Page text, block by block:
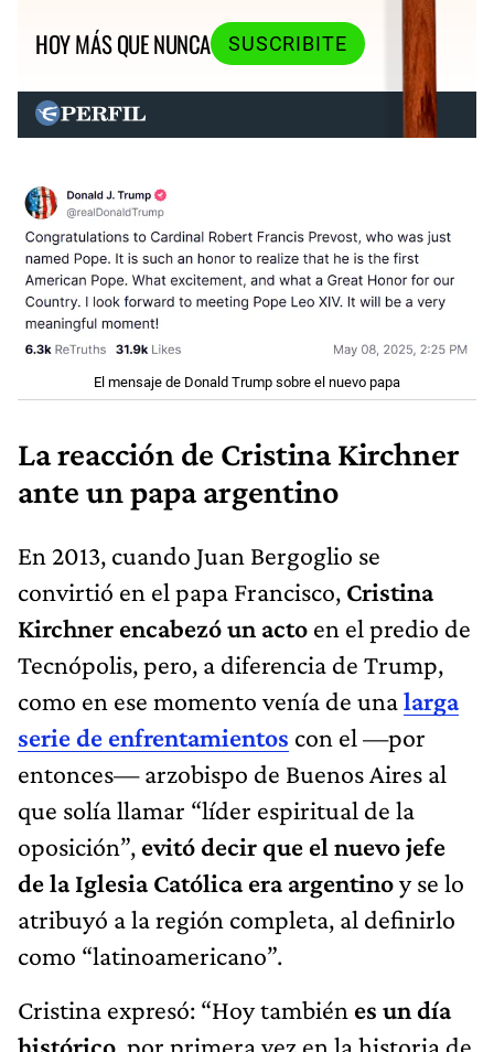
HOY MÁS QUE NUNCA
SUSCRIBITE
El mensaje de Donald Trump sobre el nuevo papa
La reacción de Cristina Kirchner
ante un papa argentino
En 2013, cuando Juan Bergoglio se
convirtió en el papa Francisco, Cristina
Kirchner encabezó un acto en el predio de
Tecnópolis, pero, a diferencia de Trump,
como en ese momento venía de unalarga
serie de enfrentamientos con el —por
entonces— arzobispo de Buenos Aires al
que solía llamar “líder espiritual de la
oposición”, evitó decir que el nuevo jefe
de la Iglesia Católica era argentinoy se lo
atribuyó a la región completa, al definirlo
como “latinoamericano”.
Cristina expresó: “Hoy también es un día
histórico , por primera vez en la historia de